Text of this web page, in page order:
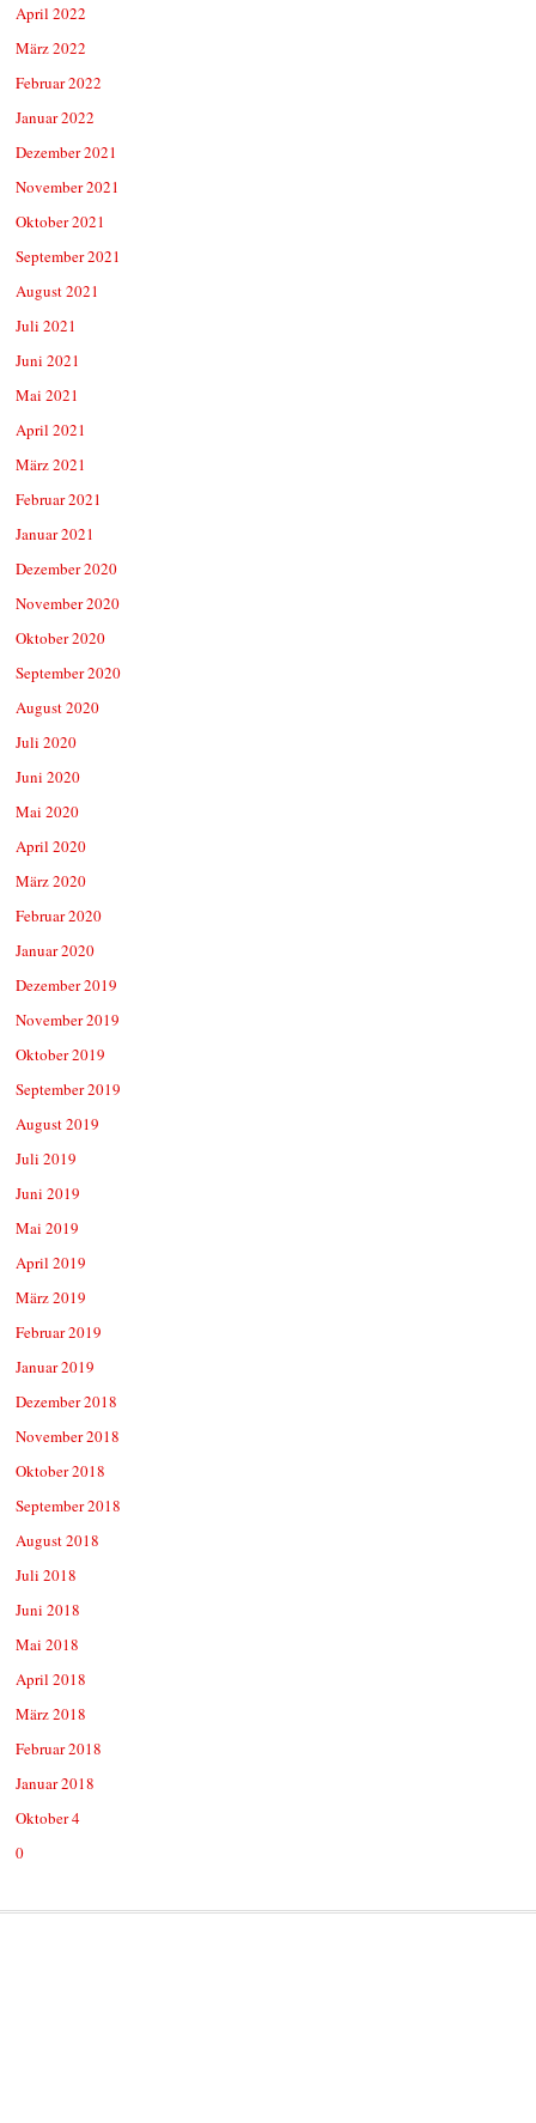
April 2022
März 2022
Februar 2022
Januar 2022
Dezember 2021
November 2021
Oktober 2021
September 2021
August 2021
Juli 2021
Juni 2021
Mai 2021
April 2021
März 2021
Februar 2021
Januar 2021
Dezember 2020
November 2020
Oktober 2020
September 2020
August 2020
Juli 2020
Juni 2020
Mai 2020
April 2020
März 2020
Februar 2020
Januar 2020
Dezember 2019
November 2019
Oktober 2019
September 2019
August 2019
Juli 2019
Juni 2019
Mai 2019
April 2019
März 2019
Februar 2019
Januar 2019
Dezember 2018
November 2018
Oktober 2018
September 2018
August 2018
Juli 2018
Juni 2018
Mai 2018
April 2018
März 2018
Februar 2018
Januar 2018
Oktober 4
0